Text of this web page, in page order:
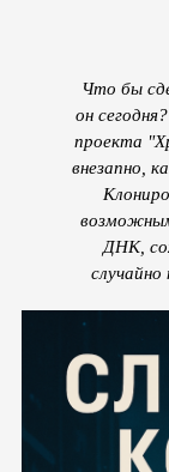
Что бы
он
проекта
внезапно,
ДНК,